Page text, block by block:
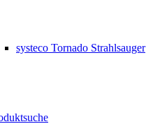
systeco Tornado Strahlsauger